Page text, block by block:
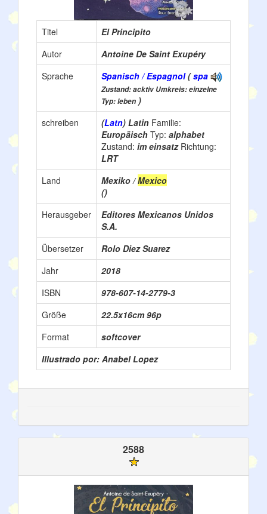
Titel
El Principito
Autor
Antoine De Saint Exupéry
Sprache
Spanisch / Espagnol(spa
Zustand: acktiv Umkreis: einzelne
Typ: leben )
schreiben
(Latn) Latin Familie:
Europäisch Typ: alphabet
Zustand: im einsatz Richtung:
LRT
Land
Mexiko /Mexico
()
Herausgeber
Editores Mexicanos Unidos
S.A.
Übersetzer
Rolo Diez Suarez
Jahr
2018
ISBN
978-607-14-2779-3
Größe
22.5x16cm 96p
Format
softcover
Illustrado por: Anabel Lopez
2588